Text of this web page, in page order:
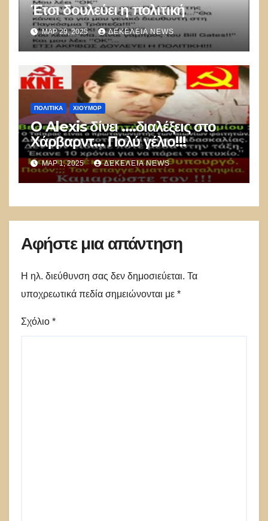
Έτσι δουλεύει η πολιτική
ΜΑΡ 29, 2025 ΔΕΚΈΛΕΙΑ NEWS
ΠΟΛΙΤΙΚΑ ΧΙΟΎΜΟΡ
O Alexis δίνει ….διαλέξεις στο
Χάρβαρντ… Πολύ γέλιο!!!
ΜΑΡ 1, 2025 ΔΕΚΈΛΕΙΑ NEWS
Αφήστε μια απάντηση
Η ηλ. διεύθυνση σας δεν δημοσιεύεται. Τα
υποχρεωτικά πεδία σημειώνονται με *
Σχόλιο *